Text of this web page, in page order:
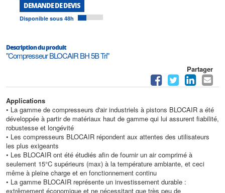
DEMANDE DE DEVIS
Disponible sous 48h
Description du produit
"Compresseur BLOCAIR BH 5B Tri"
Partager
Applications
• La gamme de compresseurs d'air industriels à pistons BLOCAIR a été
développée à partir de matériaux haut de gamme qui lui assurent fiabilité,
robustesse et longévité
• Les compresseurs BLOCAIR répondent aux attentes des utilisateurs
les plus exigeants
• Les BLOCAIR ont été étudiés afin de fournir un air comprimé à
seulement 15°C supérieurs (max) à la température ambiante, et ceci
même à pleine charge et en fonctionnement continu
• La gamme BLOCAIR représente un investissement durable :
extrêmement économique et ne nécessitant que très peu de